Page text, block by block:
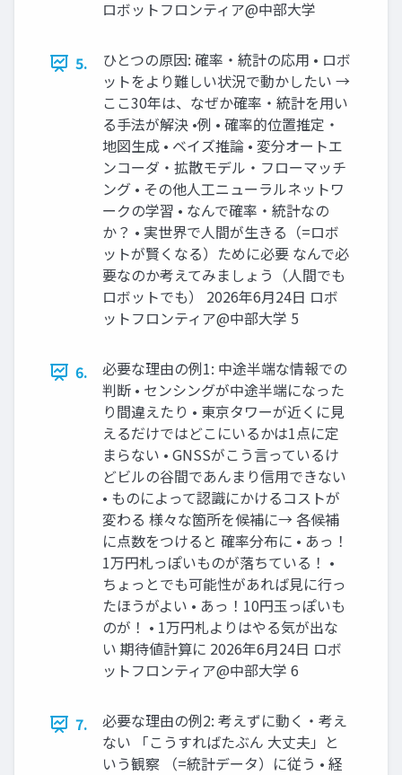
ロボットフロンティア@中部大学
5.
ひとつの原因: 確率・統計の応用 • ロボ
ットをより難しい状況で動かしたい →
ここ30年は、なぜか確率・統計を用い
る手法が解決 •例 • 確率的位置推定・
地図生成 • ベイズ推論 • 変分オートエ
ンコーダ・拡散モデル・フローマッチ
ング • その他人工ニューラルネットワ
ークの学習 • なんで確率・統計なの
か？ • 実世界で人間が生きる（=ロボ
ットが賢くなる）ために必要 なんで必
要なのか考えてみましょう（人間でも
ロボットでも） 2026年6月24日 ロボ
ットフロンティア@中部大学 5
6.
必要な理由の例1: 中途半端な情報での
判断 • センシングが中途半端になった
り間違えたり • 東京タワーが近くに見
えるだけではどこにいるかは1点に定
まらない • GNSSがこう言っているけ
どビルの谷間であんまり信用できない
• ものによって認識にかけるコストが
変わる 様々な箇所を候補に→ 各候補
に点数をつけると 確率分布に • あっ！
1万円札っぽいものが落ちている！ •
ちょっとでも可能性があれば見に行っ
たほうがよい • あっ！10円玉っぽいも
のが！ • 1万円札よりはやる気が出な
い 期待値計算に 2026年6月24日 ロボ
ットフロンティア@中部大学 6
7.
必要な理由の例2: 考えずに動く・考え
ない 「こうすればたぶん 大丈夫」と
いう観察 （=統計データ）に従う • 経